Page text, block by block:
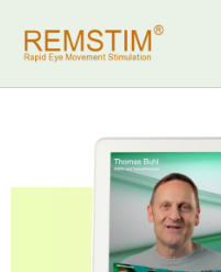
Inhalt
springen